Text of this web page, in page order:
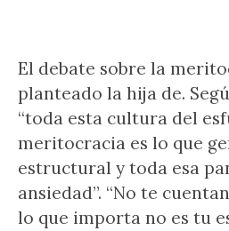
El debate sobre la
planteado la hija de.
“toda esta cultura del
meritocracia es lo que
estructural y toda esa
ansiedad”. “No te
lo que importa no es tu